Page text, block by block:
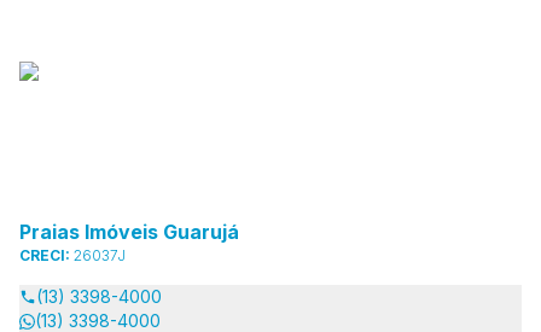
Praias Imóveis Guarujá
CRECI: 26037J
(13) 3398-4000
(13) 3398-4000